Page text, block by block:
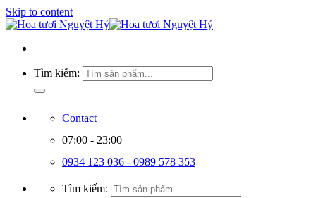
Skip to content
Tìm kiếm:
Contact
07:00 - 23:00
0934 123 036 - 0989 578 353
Tìm kiếm: